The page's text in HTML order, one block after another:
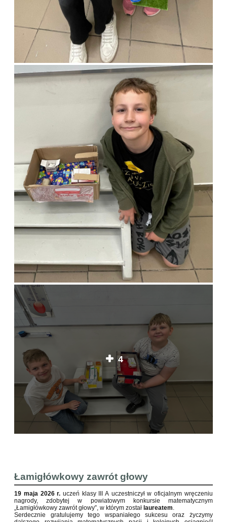
4
Łamigłówkowy zawrót głowy
19 maja 2026 r. uczeń klasy III A uczestniczył w oficjalnym wręczeniu
nagrody, zdobytej w powiatowym konkursie matematycznym
„Łamigłówkowy zawrót głowy”, w którym został laureatem.
Serdecznie gratulujemy tego wspaniałego sukcesu oraz życzymy